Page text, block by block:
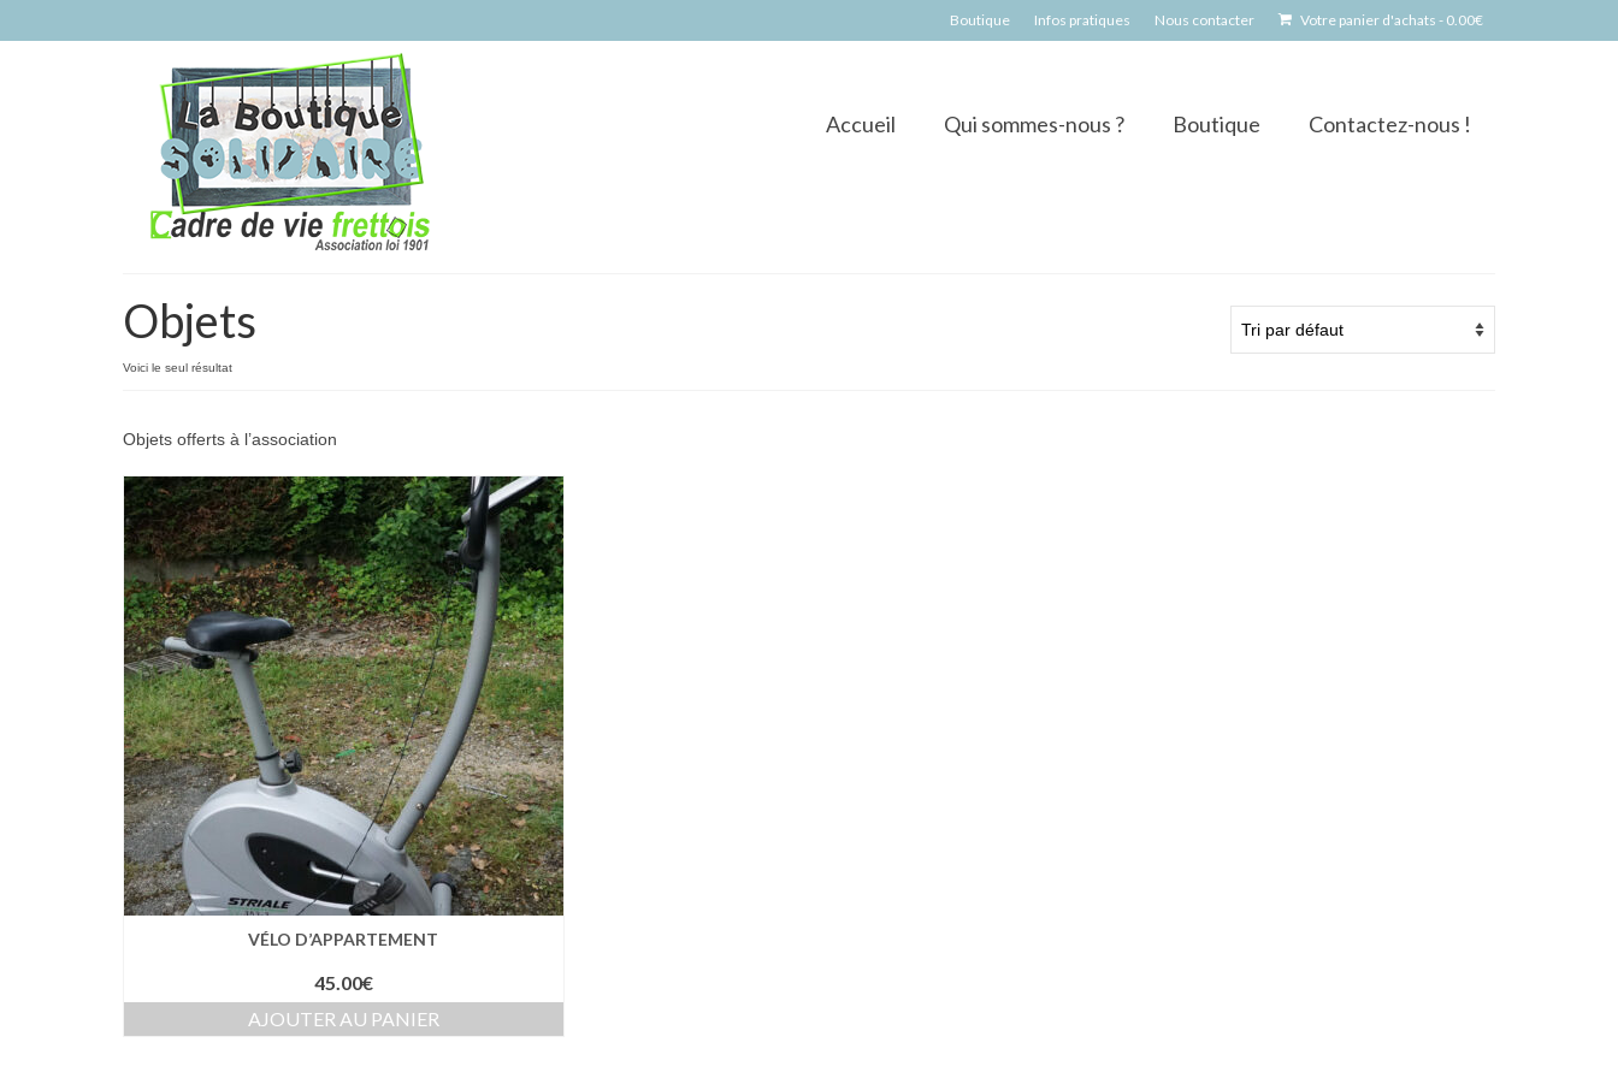
Boutique Infos pratiques Nous contacter Votre panier d'achats - 0.00€
Accueil Qui sommes-nous ? Boutique Contactez-nous !
Objets
Voici le seul résultat
Objets offerts à l’association
VÉLO D’APPARTEMENT
45.00€
AJOUTER AU PANIER